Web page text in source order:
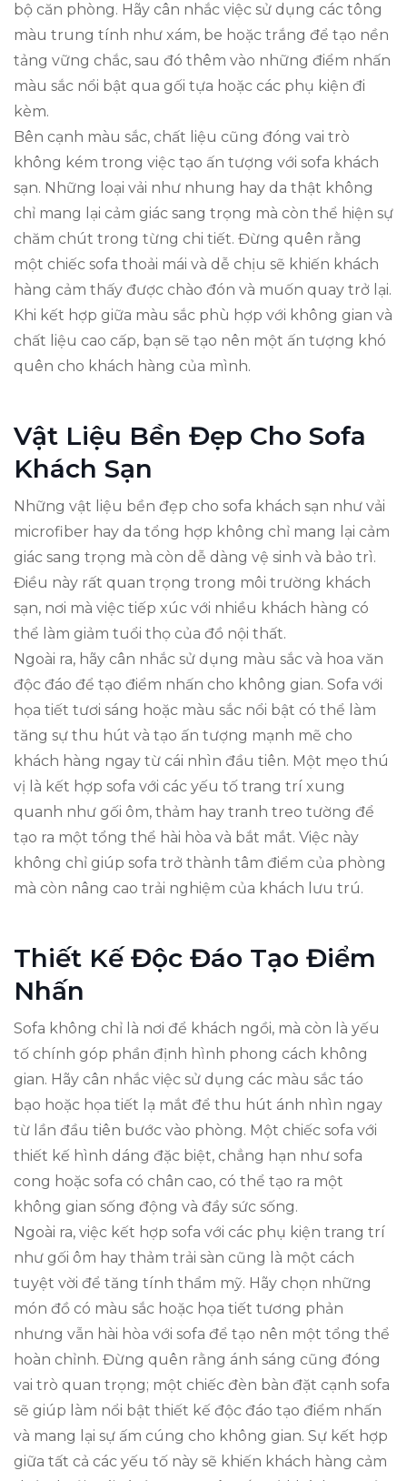
bộ căn phòng. Hãy cân nhắc việc sử dụng các tông
màu trung tính như xám, be hoặc trắng để tạo nền
tảng vững chắc, sau đó thêm vào những điểm nhấn
màu sắc nổi bật qua gối tựa hoặc các phụ kiện đi
kèm.
Bên cạnh màu sắc, chất liệu cũng đóng vai trò
không kém trong việc tạo ấn tượng với sofa khách
sạn. Những loại vải như nhung hay da thật không
chỉ mang lại cảm giác sang trọng mà còn thể hiện sự
chăm chút trong từng chi tiết. Đừng quên rằng
một chiếc sofa thoải mái và dễ chịu sẽ khiến khách
hàng cảm thấy được chào đón và muốn quay trở lại.
Khi kết hợp giữa màu sắc phù hợp với không gian và
chất liệu cao cấp, bạn sẽ tạo nên một ấn tượng khó
quên cho khách hàng của mình.
Vật Liệu Bền Đẹp Cho Sofa
Khách Sạn
Những vật liệu bền đẹp cho sofa khách sạn như vải
microfiber hay da tổng hợp không chỉ mang lại cảm
giác sang trọng mà còn dễ dàng vệ sinh và bảo trì.
Điều này rất quan trọng trong môi trường khách
sạn, nơi mà việc tiếp xúc với nhiều khách hàng có
thể làm giảm tuổi thọ của đồ nội thất.
Ngoài ra, hãy cân nhắc sử dụng màu sắc và hoa văn
độc đáo để tạo điểm nhấn cho không gian. Sofa với
họa tiết tươi sáng hoặc màu sắc nổi bật có thể làm
tăng sự thu hút và tạo ấn tượng mạnh mẽ cho
khách hàng ngay từ cái nhìn đầu tiên. Một mẹo thú
vị là kết hợp sofa với các yếu tố trang trí xung
quanh như gối ôm, thảm hay tranh treo tường để
tạo ra một tổng thể hài hòa và bắt mắt. Việc này
không chỉ giúp sofa trở thành tâm điểm của phòng
mà còn nâng cao trải nghiệm của khách lưu trú.
Thiết Kế Độc Đáo Tạo Điểm
Nhấn
Sofa không chỉ là nơi để khách ngồi, mà còn là yếu
tố chính góp phần định hình phong cách không
gian. Hãy cân nhắc việc sử dụng các màu sắc táo
bạo hoặc họa tiết lạ mắt để thu hút ánh nhìn ngay
từ lần đầu tiên bước vào phòng. Một chiếc sofa với
thiết kế hình dáng đặc biệt, chẳng hạn như sofa
cong hoặc sofa có chân cao, có thể tạo ra một
không gian sống động và đầy sức sống.
Ngoài ra, việc kết hợp sofa với các phụ kiện trang trí
như gối ôm hay thảm trải sàn cũng là một cách
tuyệt vời để tăng tính thẩm mỹ. Hãy chọn những
món đồ có màu sắc hoặc họa tiết tương phản
nhưng vẫn hài hòa với sofa để tạo nên một tổng thể
hoàn chỉnh. Đừng quên rằng ánh sáng cũng đóng
vai trò quan trọng; một chiếc đèn bàn đặt cạnh sofa
sẽ giúp làm nổi bật thiết kế độc đáo tạo điểm nhấn
và mang lại sự ấm cúng cho không gian. Sự kết hợp
giữa tất cả các yếu tố này sẽ khiến khách hàng cảm